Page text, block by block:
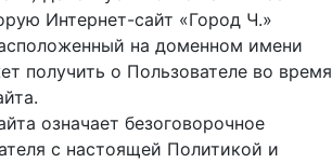
Интернет-сайт «Город Ч.»
на доменном имени
получить о Пользователе во время
означает безоговорочное
с настоящей Политикой и